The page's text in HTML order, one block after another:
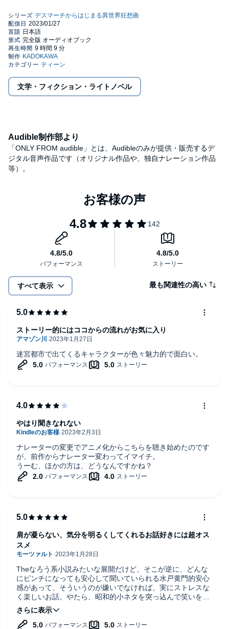
文学・フィクション・ライトノベル
Audible制作部より
「ONLY FROM audible」とは、Audibleのみが提供・販売するデ
ジタル音声作品です（オリジナル作品や、独自ナレーション作品
等）。
すべて表示 最も関連性の高い
迷宮都市で出てくるキャラクターが色々魅力的で面白い。
ストーリー的にはココからの流れがお気に入り
ナレーターの変更でアニメ化からこちらを聴き始めたのです
が、前作からナレーター変わってイマイチ。
うーむ、ほかの方は、どうなんですかね？
やはり聞きなれない
Theなろう系小説みたいな展開だけど、そこが逆に、どんな
にピンチになっても安心して聞いていられる水戸黄門的安心
感があって、そういうのが嫌いでなければ、実にストレスな
く楽しいお話。やたら、昭和的小ネタを突っ込んで笑いを誘
うアリサがおすすめキャラですw
audibleはいろいろながらで聴くことが多いので、こういう軽
いコメディ要素の多い冒険譚はピッタリですね。
肩が凝らない、気分を明るくしてくれるお話好きには超オス
スメ